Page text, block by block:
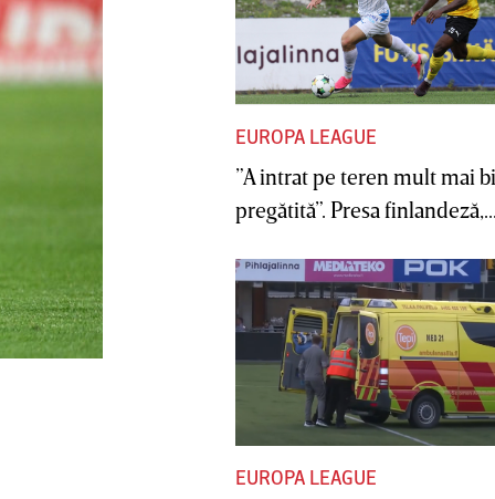
EUROPA LEAGUE
”A intrat pe teren mult mai
pregătită”. Presa
EUROPA LEAGUE